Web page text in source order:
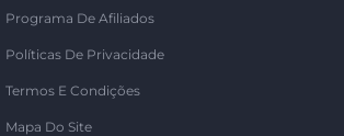
Programa De Afiliados
Políticas De Privacidade
Termos E Condições
Mapa Do Site